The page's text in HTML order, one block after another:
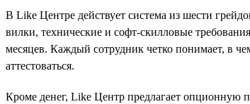
В Like Центре действует система из шести
вилки, технические и софт-скилловые
месяцев. Каждый сотрудник четко понимает, в
аттестоваться.
Кроме денег, Like Центр предлагает опционную